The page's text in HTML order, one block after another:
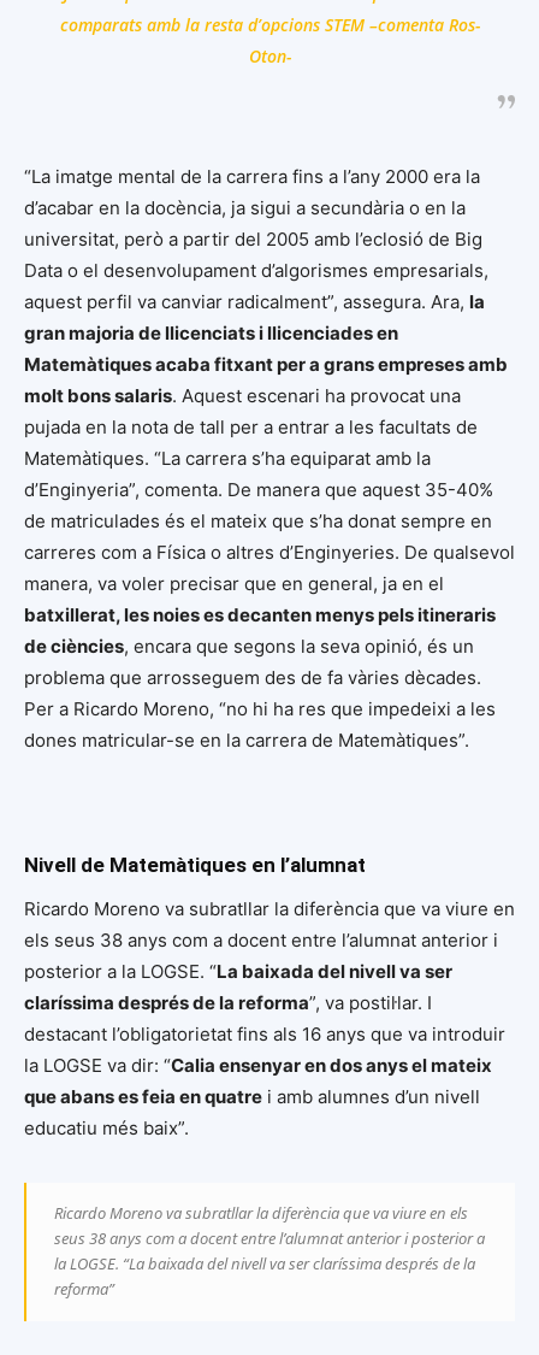
comparats amb la resta d’opcions STEM –comenta Ros-
Oton-
“La imatge mental de la carrera fins a l’any 2000 era la
d’acabar en la docència, ja sigui a secundària o en la
universitat, però a partir del 2005 amb l’eclosió de Big
Data o el desenvolupament d’algorismes empresarials,
aquest perfil va canviar radicalment”, assegura. Ara, la
gran majoria de llicenciats i llicenciades en
Matemàtiques acaba fitxant per a grans empreses amb
molt bons salaris. Aquest escenari ha provocat una
pujada en la nota de tall per a entrar a les facultats de
Matemàtiques. “La carrera s’ha equiparat amb la
d’Enginyeria”, comenta. De manera que aquest 35-40%
de matriculades és el mateix que s’ha donat sempre en
carreres com a Física o altres d’Enginyeries. De qualsevol
manera, va voler precisar que en general, ja en el
batxillerat, les noies es decanten menys pels itineraris
de ciències, encara que segons la seva opinió, és un
problema que arrosseguem des de fa vàries dècades.
Per a Ricardo Moreno, “no hi ha res que impedeixi a les
dones matricular-se en la carrera de Matemàtiques”.
Nivell de Matemàtiques en l’alumnat
Ricardo Moreno va subratllar la diferència que va viure en
els seus 38 anys com a docent entre l’alumnat anterior i
posterior a la LOGSE. “La baixada del nivell va ser
claríssima després de la reforma”, va postil·lar. I
destacant l’obligatorietat fins als 16 anys que va introduir
la LOGSE va dir: “Calia ensenyar en dos anys el mateix
que abans es feia en quatre i amb alumnes d’un nivell
educatiu més baix”.
Ricardo Moreno va subratllar la diferència que va viure en els
seus 38 anys com a docent entre l’alumnat anterior i posterior a
la LOGSE. “La baixada del nivell va ser claríssima després de la
reforma”